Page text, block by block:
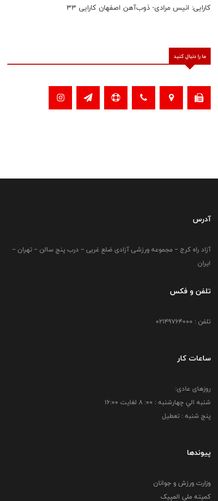
کارایی: انیس مرادی- ذوب‌آهن اصفهان کارایی ۳۳
ما را دنبال کنید
آدرس
آزاد راه کرج – مجموعه ورزشی آزادی ضلع غربی – درب پنج سالن – تهران –
ایران
تلفن و فکس
تلفن : 02149764000
ساعات کار
روزهای عادی:
شنبه الي چهارشنبه : 00: 8 لغايت 16:00
پنج شنبه : تعطیل
پیوندها
وزارت ورزش و جوانان
کمیته ملی المپیک